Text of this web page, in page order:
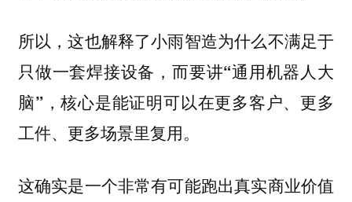
所以，这也解释了小雨智造为什么不满足于
只做一套焊接设备，而要讲“通用机器人大
脑”，核心是能证明可以在更多客户、更多
工件、更多场景里复用。
这确实是一个非常有可能跑出真实商业价值